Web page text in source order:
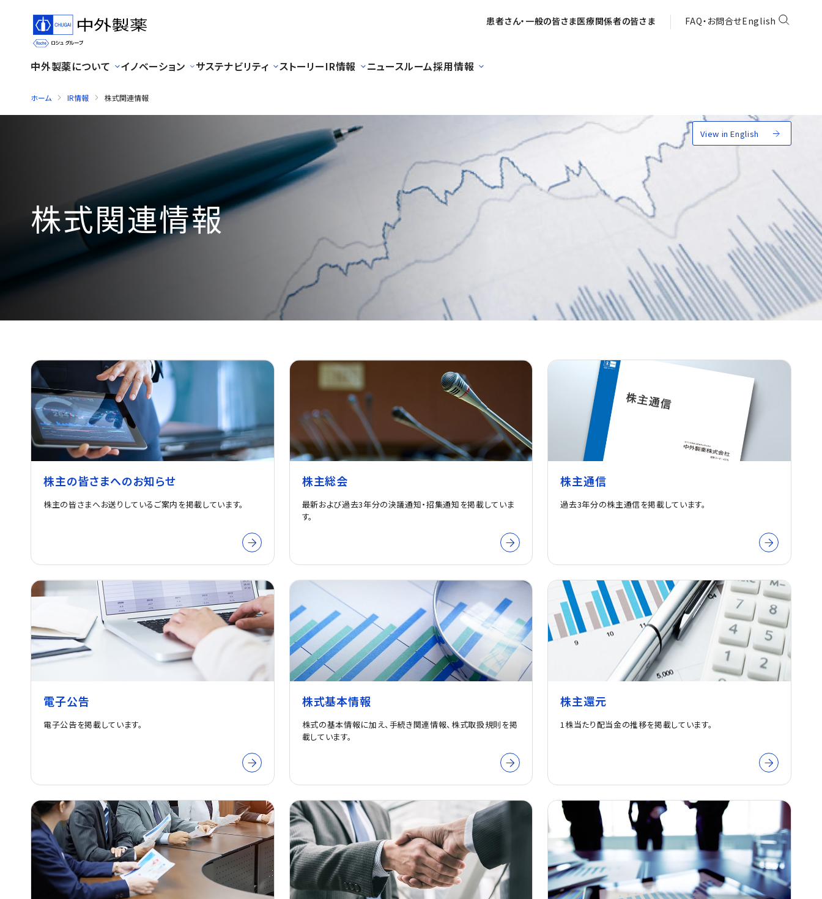
患者さん・一般の皆さま医療関係者の皆さま FAQ・お問合せEnglish
中外製薬について イノベーション サステナビリティ ストーリーIR情報 ニュースルーム採用情報
ホーム IR情報 株式関連情報
View in English
株式関連情報
株主の皆さまへのお知らせ
株主の皆さまへお送りしているご案内を掲載しています。
株主総会
最新および過去3年分の決議通知・招集通知を掲載していま
す。
株主通信
過去3年分の株主通信を掲載しています。
電子公告
電子公告を掲載しています。
株式基本情報
株式の基本情報に加え、手続き関連情報、株式取扱規則を掲
載しています。
株主還元
1株当たり配当金の推移を掲載しています。